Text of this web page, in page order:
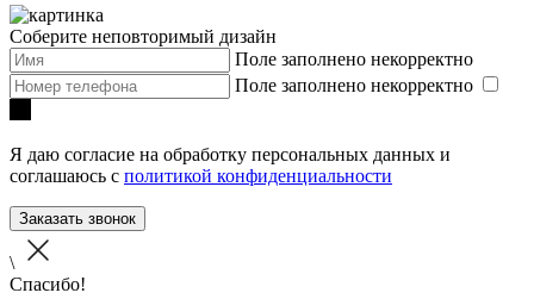
Соберите неповторимый дизайн
Поле заполнено некорректно
Поле заполнено некорректно
Я даю согласие на обработку персональных данных и
соглашаюсь с политикой конфиденциальности
Заказать звонок
\
Спасибо!